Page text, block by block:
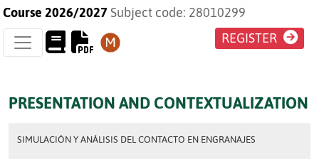
Course 2026/2027 Subject code: 28010299
REGISTER
PRESENTATION AND CONTEXTUALIZATION
SIMULACIÓN Y ANÁLISIS DEL CONTACTO EN ENGRANAJES